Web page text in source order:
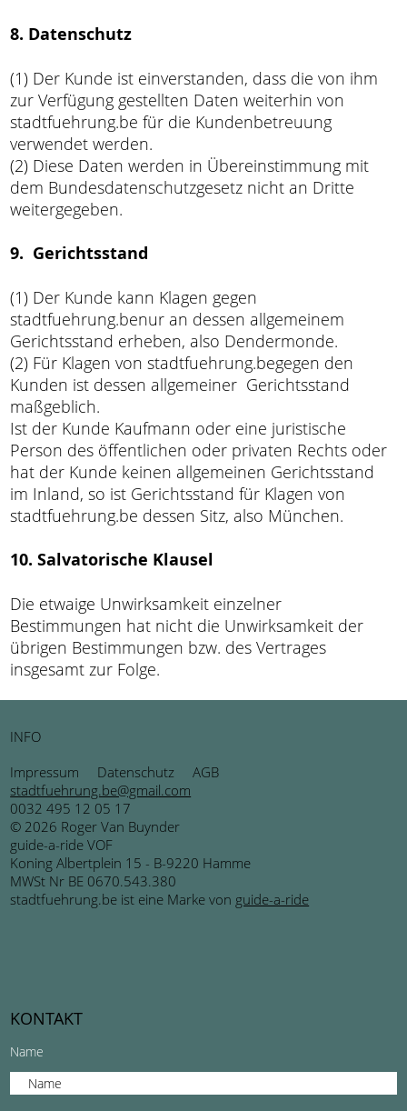
8. Datenschutz
(1) Der Kunde ist einverstanden, dass die von ihm
zur Verfügung gestellten Daten weiterhin von
stadtfuehrung.be für die Kundenbetreuung
verwendet werden.
(2) Diese Daten werden in Übereinstimmung mit
dem Bundesdatenschutzgesetz nicht an Dritte
weitergegeben.
9. Gerichtsstand
(1) Der Kunde kann Klagen gegen
stadtfuehrung.benur an dessen allgemeinem
Gerichtsstand erheben, also Dendermonde.
(2) Für Klagen von stadtfuehrung.begegen den
Kunden ist dessen allgemeiner Gerichtsstand
maßgeblich.
Ist der Kunde Kaufmann oder eine juristische
Person des öffentlichen oder privaten Rechts oder
hat der Kunde keinen allgemeinen Gerichtsstand
im Inland, so ist Gerichtsstand für Klagen von
stadtfuehrung.be dessen Sitz, also München.
10. Salvatorische Klausel
Die etwaige Unwirksamkeit einzelner
Bestimmungen hat nicht die Unwirksamkeit der
übrigen Bestimmungen bzw. des Vertrages
insgesamt zur Folge.
KONTAKT
Name
INFO
Impressum
Datenschutz
AGB
stadtfuehrung.be@gmail.com
0032 495 12 05 17
© 2026 Roger Van Buynder
guide-a-ride VOF
Koning Albertplein 15 - B-9220 Hamme
MWSt Nr BE 0670.543.380
stadtfuehrung.be ist eine Marke von guide-a-ride